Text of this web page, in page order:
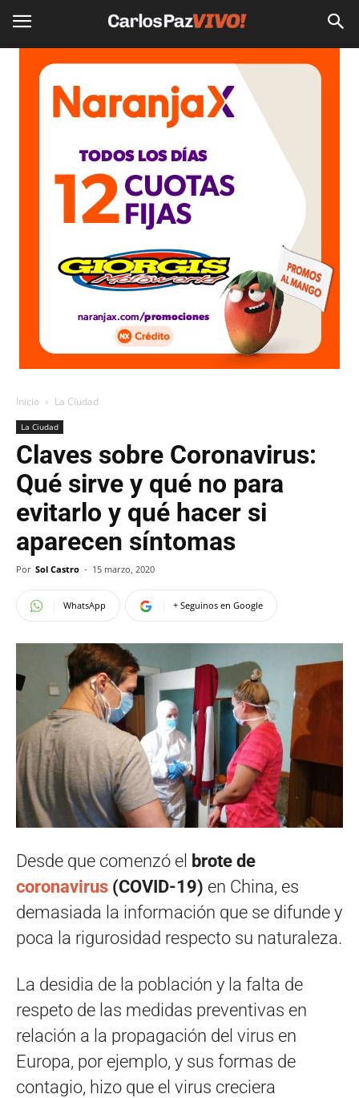
Inicio La Ciudad
La Ciudad
Claves sobre Coronavirus:
Qué sirve y qué no para
evitarlo y qué hacer si
aparecen síntomas
Por Sol Castro - 15 marzo, 2020
WhatsApp + Seguinos en Google
Desde que comenzó el brote de
coronavirus (COVID-19) en China, es
demasiada la información que se difunde y
poca la rigurosidad respecto su naturaleza.
La desidia de la población y la falta de
respeto de las medidas preventivas en
relación a la propagación del virus en
Europa, por ejemplo, y sus formas de
contagio, hizo que el virus creciera